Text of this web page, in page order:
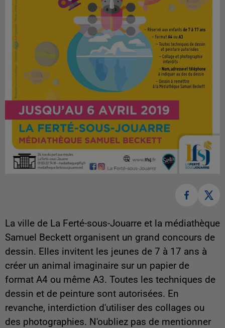
La ville de La Ferté-sous-Jouarre et la médiathèque
Samuel Beckett organisent un grand concours de
dessin. Elles invitent les jeunes de 7 à 17 ans à
créer un animal imaginaire sur un papier de
format A4 ou même A3. Toutes les techniques de
dessin et de peinture sont autorisées. En
revanche, interdiction d'utiliser des collages ou
des photographies. N'oubliez pas de mentionner